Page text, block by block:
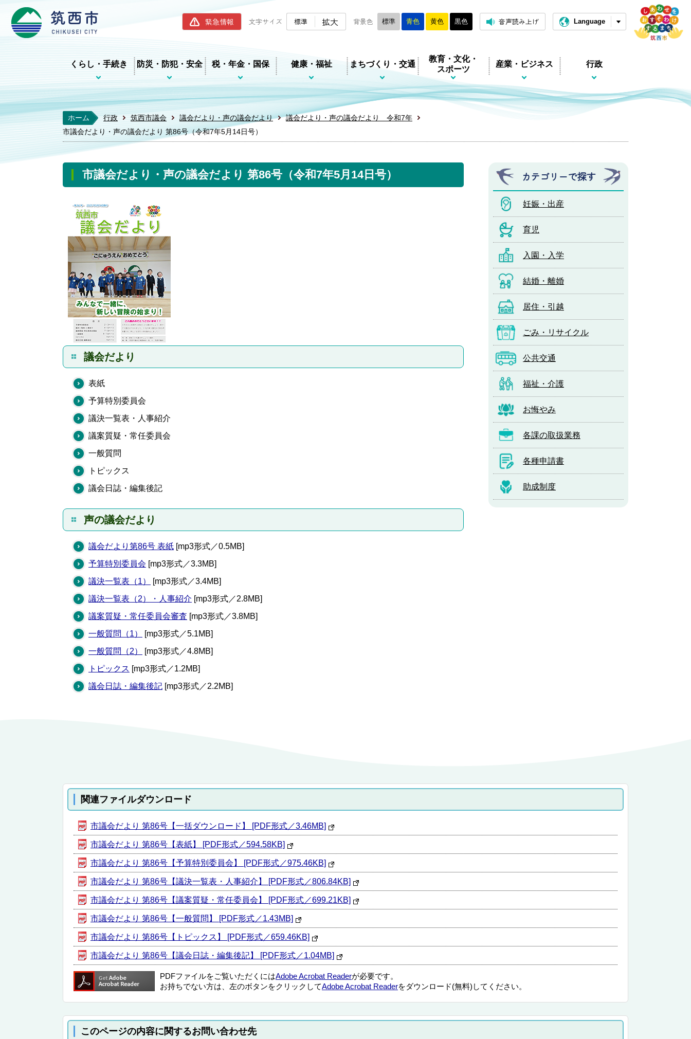
筑西市ホームページ
緊急情報 文字サイズ 標準 拡大 背景色 標準 青色 黄色 黒色 音声読み上げ Language
くらし・手続き 防災・防犯・安全 税・年金・国保 健康・福祉 まちづくり・交通
教育・文化・
スポーツ
産業・ビジネス 行政
ホーム 行政 筑西市議会 議会だより・声の議会だより
議会だより・声の議会だより 令和7年
市議会だより・声の議会だより 第86号（令和7年5月14日号）
市議会だより・声の議会だより 第86号（令和7年5月14日号）
議会だより
表紙
予算特別委員会
議決一覧表・人事紹介
議案質疑・常任委員会
一般質問
トピックス
議会日誌・編集後記
声の議会だより
議会だより第86号 表紙 [mp3形式／0.5MB]
予算特別委員会 [mp3形式／3.3MB]
議決一覧表（1）
[mp3形式／3.4MB]
議決一覧表（2）・人事紹介 [mp3形式／2.8MB]
議案質疑・常任委員会審査 [mp3形式／3.8MB]
一般質問（1）
[mp3形式／5.1MB]
一般質問（2）
[mp3形式／4.8MB]
トピックス [mp3形式／1.2MB]
議会日誌・編集後記 [mp3形式／2.2MB]
関連ファイルダウンロード
市議会だより 第86号【一括ダウンロード】 [PDF形式／3.46MB]
市議会だより 第86号【表紙】 [PDF形式／594.58KB]
市議会だより 第86号【予算特別委員会】 [PDF形式／975.46KB]
市議会だより 第86号【議決一覧表・人事紹介】 [PDF形式／806.84KB]
市議会だより 第86号【議案質疑・常任委員会】 [PDF形式／699.21KB]
市議会だより 第86号【一般質問】 [PDF形式／1.43MB]
市議会だより 第86号【トピックス】 [PDF形式／659.46KB]
市議会だより 第86号【議会日誌・編集後記】 [PDF形式／1.04MB]
PDFファイルをご覧いただくにはAdobe Acrobat Readerが必要です。
お持ちでない方は、左のボタンをクリックしてAdobe Acrobat Readerをダウンロード(無料)してください。
このページの内容に関するお問い合わせ先
カテゴリーで探す
妊娠・出産
育児
入園・入学
結婚・離婚
居住・引越
ごみ・リサイクル
公共交通
福祉・介護
お悔やみ
各課の取扱業務
各種申請書
助成制度